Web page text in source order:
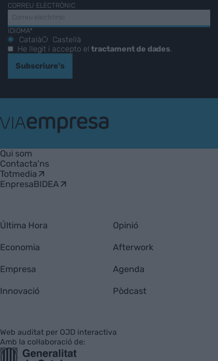
CORREU ELECTRÒNIC
IDIOMA*
Català
Castellà
He llegit i accepto eltractament de dades
Subscriure's
Empresa
Qui som
Contacta'ns
Totmedia
EnpresaBIDEA
Última Hora
Economia
Empresa
Innovació
Opinió
Afterwork
Agenda
Pòdcast
Web auditat per OJD interactiva
Amb la col·laboració de: